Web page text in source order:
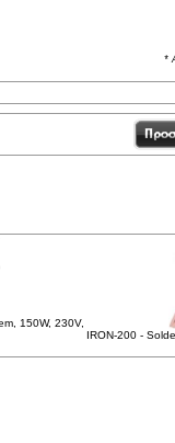
*
150W, 230V,
IRON-200 -